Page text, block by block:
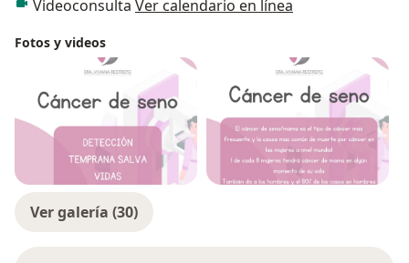
Videoconsulta Ver calendario en línea
Fotos y videos
Ver galería (30)